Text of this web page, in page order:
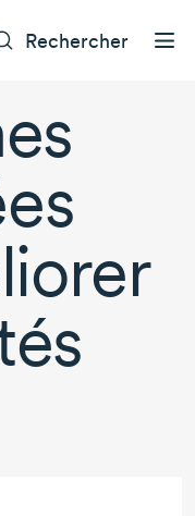
Rechercher